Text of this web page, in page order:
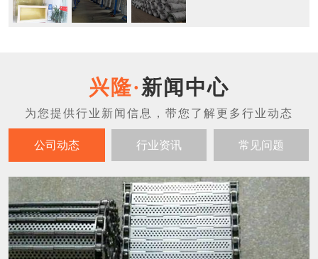
新闻中心
公司动态 行业资讯 常见问题